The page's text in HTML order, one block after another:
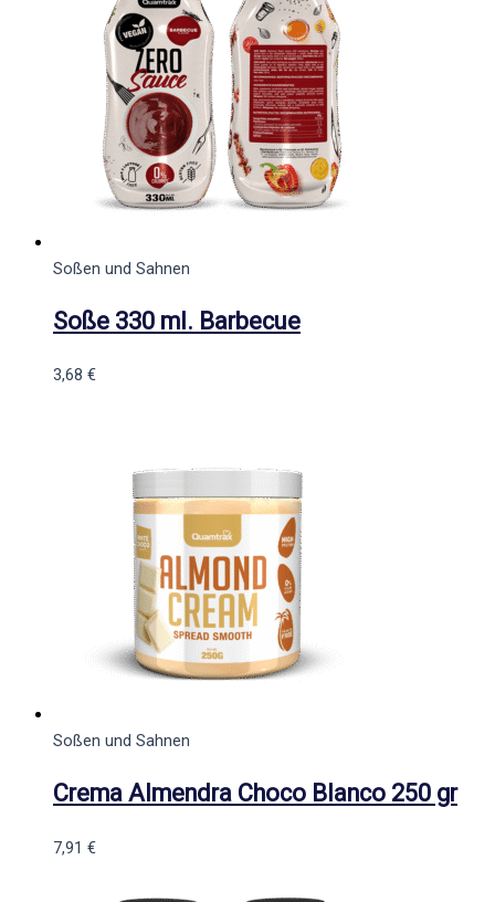
Soßen und Sahnen
Soße 330 ml. Barbecue
3,68 €
Soßen und Sahnen
Crema Almendra Choco Blanco 250 gr
7,91 €